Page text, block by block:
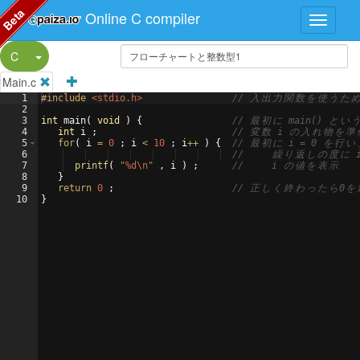
Online C compiler
C
Split Button!
Main.c
1
2
3
4
5
6
7
8
9
10
#include <stdio.h> // 入 出 力関 数 を 使 う た め
int main( void ) { // 最 初 に main() と い う
int
i ; // 変 数 i の 入 れ 物 を 準
for( i = 0 ; i < 10 ; i++ ) { // 最 初 に i = 0 を 行 い
// 繰 り 返 し の 度 に
printf( "%d\n" , i ) ; //     i の 値 を 表示
}
return 0 ; // 正 し く 終 わ っ た ら0 を
}